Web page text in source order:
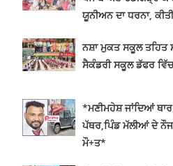
ਯੂਨੀਅਨ ਦਾ ਧਰਨਾ,
ਨਸ਼ਾ ਮੁਕਤ ਸਕੂਲ ਤਹਿਤ
ਸੈਕੰਡਰੀ ਸਕੂਲ ਡੱਫਰ
*ਮਣੀਮਹੇਸ਼ ਜਾਂਦਿਆਂ
ਪੱਥਰ,ਪਿੰਡ ਮੱਲੀਆਂ ਦੇ
ਮੌ+ਤ*